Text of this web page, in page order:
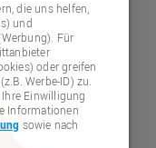
VGN)
die uns helfen,
und
Für
oder greifen
Werbe-ID) zu.
Einwilligung
Informationen
sowie nach